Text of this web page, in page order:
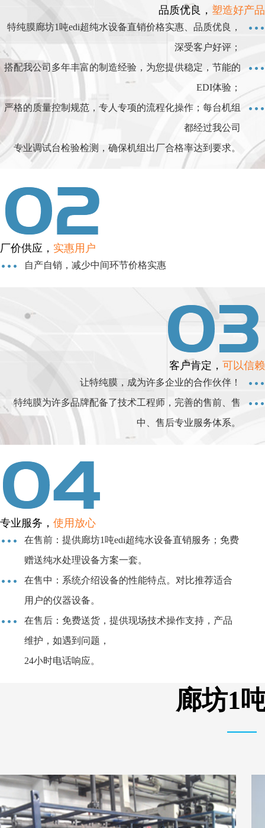
品质优良， 塑造好产品
特纯膜廊坊1吨edi超纯水设备直销价格实惠、品质优良，
深受客户好评；
搭配我公司多年丰富的制造经验，为您提供稳定，节能的
EDI体验；
严格的质量控制规范，专人专项的流程化操作；每台机组
都经过我公司
专业调试台检验检测，确保机组出厂合格率达到要求。
厂价供应， 实惠用户
自产自销，减少中间环节价格实惠
客户肯定， 可以信赖
让特纯膜，成为许多企业的合作伙伴！
特纯膜为许多品牌配备了技术工程师，完善的售前、售
中、售后专业服务体系。
专业服务， 使用放心
在售前：提供廊坊1吨edi超纯水设备直销服务；免费
赠送纯水处理设备方案一套。
在售中：系统介绍设备的性能特点。对比推荐适合
用户的仪器设备。
在售后：免费送货，提供现场技术操作支持，产品
维护，如遇到问题，
24小时电话响应。
廊坊1